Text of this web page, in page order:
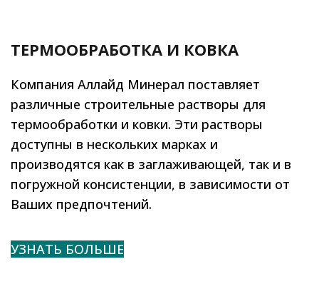
ТЕРМООБРАБОТКА И КОВКА
Компания Аллайд Минерал поставляет
различные строительные растворы для
термообработки и ковки. Эти растворы
доступны в нескольких марках и
производятся как в заглаживающей, так и в
погружной консистенции, в зависимости от
Ваших предпочтений.
УЗНАТЬ БОЛЬШЕ